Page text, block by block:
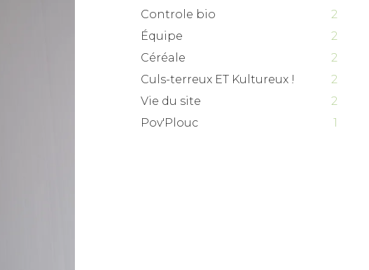
Controle bio
2
Équipe
2
Céréale
2
Culs-terreux ET Kultureux !
2
Vie du site
2
Pov'Plouc
1